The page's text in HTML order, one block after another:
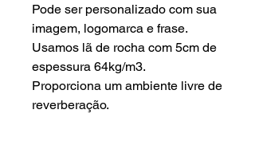
Pode ser personalizado com sua
imagem, logomarca e frase.
Usamos lã de rocha com 5cm de
espessura 64kg/m3.
Proporciona um ambiente livre de
reverberação.